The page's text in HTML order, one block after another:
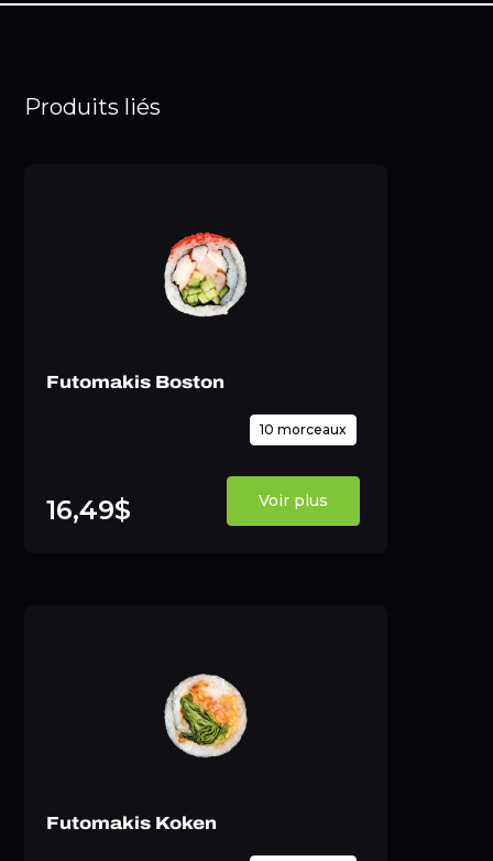
Produits liés
Futomakis Boston
10 morceaux
16,49$ Voir plus
Futomakis Koken